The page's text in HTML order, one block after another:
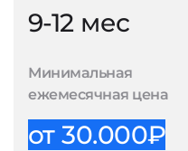
9-12 мес
Минимальная
ежемесячная цена
от 30.000₽